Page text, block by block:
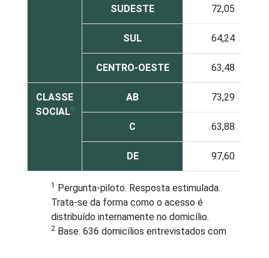
SUDESTE 72,05
SUL 64,24
CENTRO-OESTE 63,48
CLASSE
SOCIAL6
AB 73,29
C 63,88
DE 97,60
1 Pergunta-piloto. Resposta estimulada.
Trata-se da forma como o acesso é
distribuído internamente no domicílio.
2 Base: 636 domicílios entrevistados com